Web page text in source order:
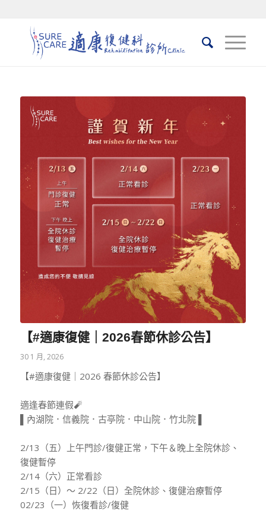
【#適康復健｜2026春節休診公告】
30 1 月, 2026
【#適康復健｜2026 春節休診公告】
適逢春節連假🧨
▌內湖院．信義院．古亭院．中山院．竹北院 ▌
2/13（五）上午門診/復健正常，下午＆晚上全院休診、
復健暫停
2/14（六）正常看診
2/15（日）～ 2/22（日）全院休診、復健治療暫停
02/23（一）恢復看診/復健